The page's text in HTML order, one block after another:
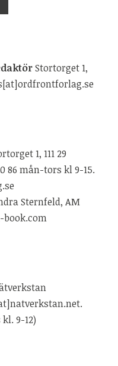
Stortorget 1,
1, 111 29
86 mån-tors kl 9-15.
Sternfeld, AM
book.com
9-12)